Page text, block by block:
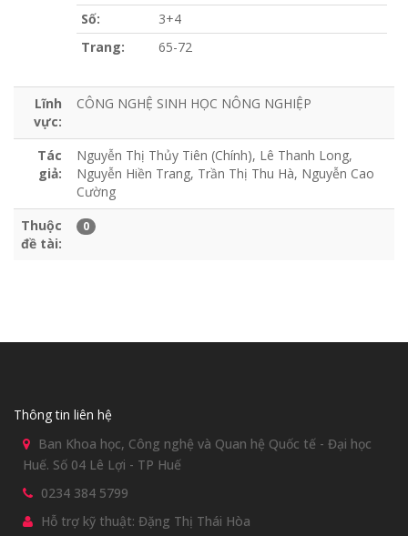
Số:
3+4
Trang:
65-72
Lĩnh
vực:
CÔNG NGHỆ SINH HỌC NÔNG NGHIỆP
Tác
giả:
Nguyễn Thị Thủy Tiên (Chính), Lê Thanh Long,
Nguyễn Hiền Trang, Trần Thị Thu Hà, Nguyễn Cao
Cường
Thuộc
đề tài:
0
Thông tin liên hệ
Ban Khoa học, Công nghệ và Quan hệ Quốc tế - Đại học
Huế. Số 04 Lê Lợi - TP Huế
0234 384 5799
Hỗ trợ kỹ thuật: Đặng Thị Thái Hòa